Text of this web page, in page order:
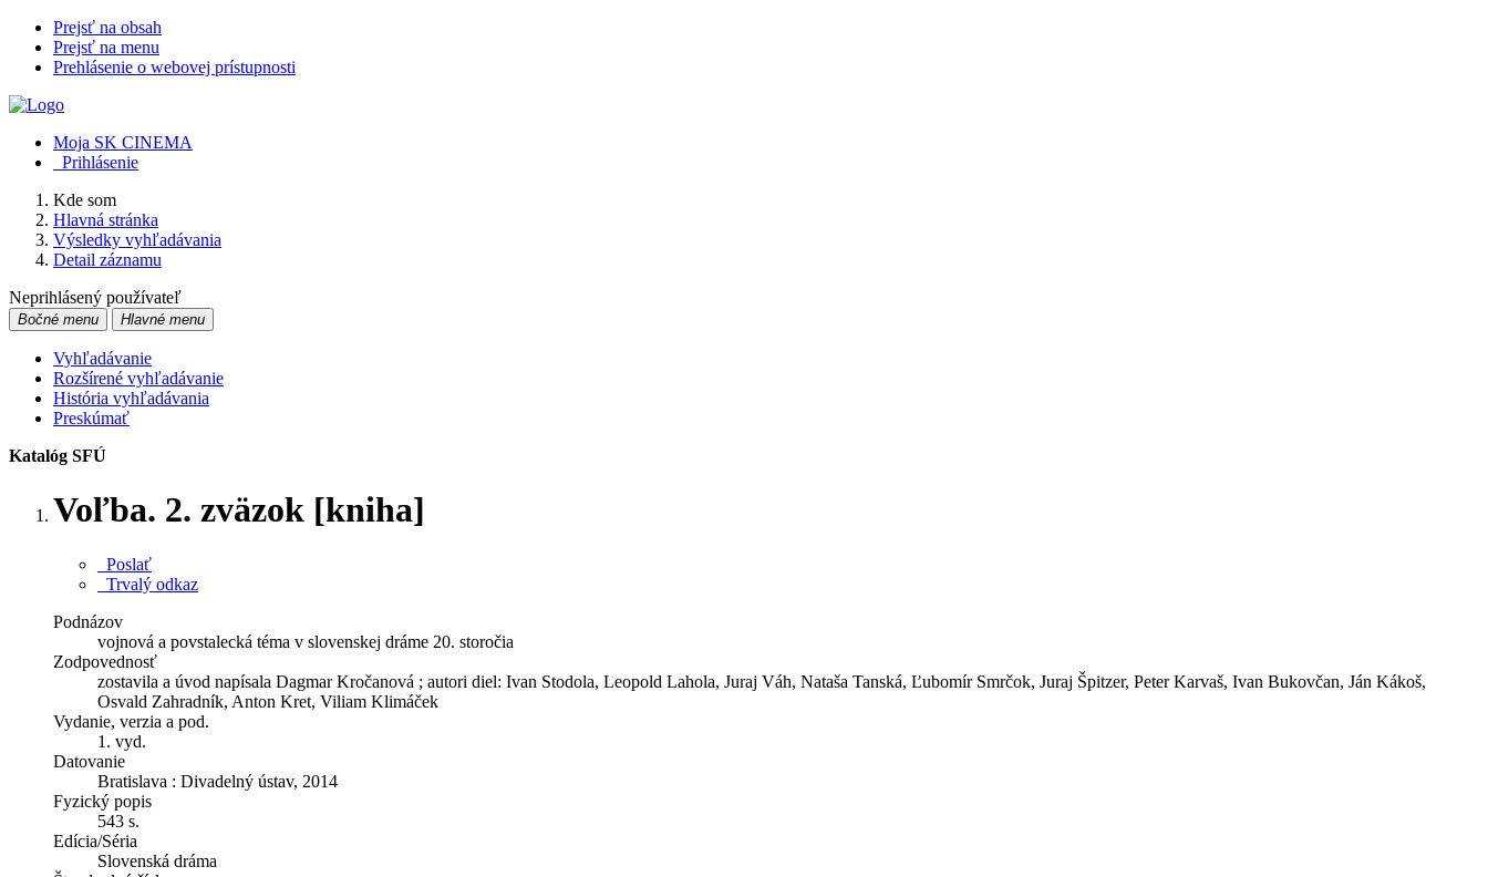
Prejsť na obsah
Prejsť na menu
Prehlásenie o webovej prístupnosti
Moja SK CINEMA
Prihlásenie
Kde som
Hlavná stránka
Výsledky vyhľadávania
Detail záznamu
Neprihlásený používateľ
Bočné menu Hlavné menu
Vyhľadávanie
Rozšírené vyhľadávanie
História vyhľadávania
Preskúmať
Katalóg SFÚ
Voľba. 2. zväzok [kniha]
Poslať
Trvalý odkaz
Podnázov
vojnová a povstalecká téma v slovenskej dráme 20. storočia
Zodpovednosť
zostavila a úvod napísala Dagmar Kročanová ; autori diel: Ivan Stodola, Leopold Lahola, Juraj Váh, Nataša Tanská, Ľubomír Smrčok, Juraj Špitzer, Peter Karvaš, Ivan Bukovčan, Ján Kákoš,
Osvald Zahradník, Anton Kret, Viliam Klimáček
Vydanie, verzia a pod.
1. vyd.
Datovanie
Bratislava : Divadelný ústav, 2014
Fyzický popis
543 s.
Edícia/Séria
Slovenská dráma